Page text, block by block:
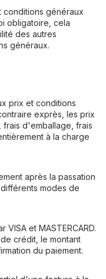
conditions généraux
obligatoire, cela
des autres
généraux.
prix et conditions
exprès, les prix
frais d'emballage, frais
à la charge
après la passation
modes de
et MASTERCARD.
crédit, le montant
du paiement.